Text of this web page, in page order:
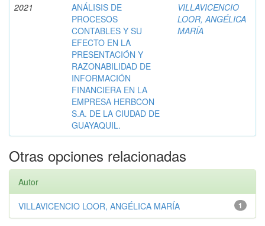
2021
ANÁLISIS DE
PROCESOS
CONTABLES Y SU
EFECTO EN LA
PRESENTACIÓN Y
RAZONABILIDAD DE
INFORMACIÓN
FINANCIERA EN LA
EMPRESA HERBCON
S.A. DE LA CIUDAD DE
GUAYAQUIL.
VILLAVICENCIO
LOOR, ANGÉLICA
MARÍA
Otras opciones relacionadas
Autor
1
VILLAVICENCIO LOOR, ANGÉLICA MARÍA